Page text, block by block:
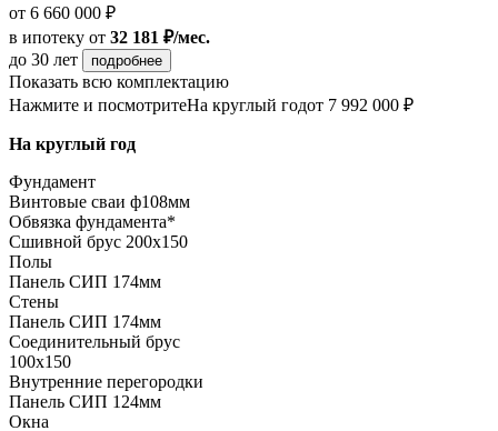
от 6 660 000 ₽
в ипотеку от 32 181 ₽/мес.
до 30 лет
подробнее
Показать всю комплектацию
Нажмите и посмотритеНа круглый годот 7 992 000 ₽
На круглый год
Фундамент
Винтовые сваи ф108мм
Обвязка фундамента*
Сшивной брус 200х150
Полы
Панель СИП 174мм
Стены
Панель СИП 174мм
Соединительный брус
100х150
Внутренние перегородки
Панель СИП 124мм
Окна